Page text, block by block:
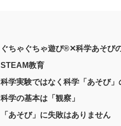
ぐちゃぐちゃ遊び®✕科学あそび
STEAM教育
科学実験ではなく科学「あそび」
科学の基本は「観察」
「あそび」に失敗はありません